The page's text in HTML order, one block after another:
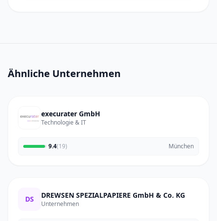
Ähnliche Unternehmen
execurater GmbH
Technologie & IT
9.4(19) München
DS DREWSEN SPEZIALPAPIERE GmbH & Co. KG
Unternehmen